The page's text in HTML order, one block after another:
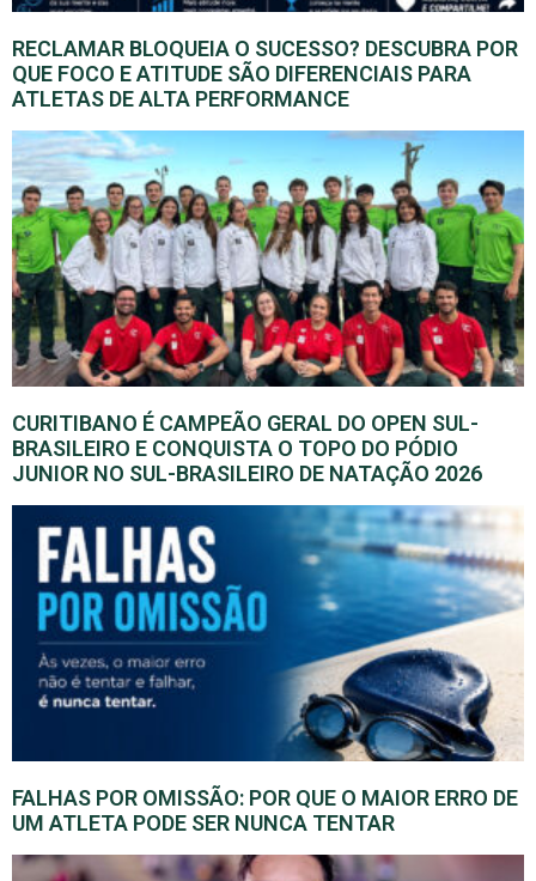
RECLAMAR BLOQUEIA O SUCESSO? DESCUBRA POR
QUE FOCO E ATITUDE SÃO DIFERENCIAIS PARA
ATLETAS DE ALTA PERFORMANCE
CURITIBANO É CAMPEÃO GERAL DO OPEN SUL-
BRASILEIRO E CONQUISTA O TOPO DO PÓDIO
JUNIOR NO SUL-BRASILEIRO DE NATAÇÃO 2026
FALHAS POR OMISSÃO: POR QUE O MAIOR ERRO DE
UM ATLETA PODE SER NUNCA TENTAR